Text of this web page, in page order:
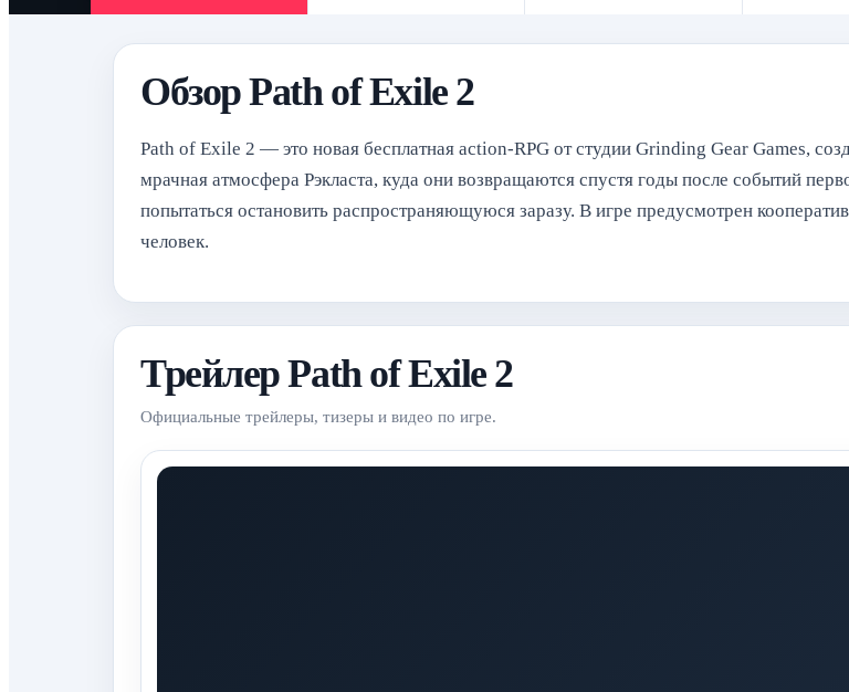
Обзор Path of Exile 2
Path of Exile 2 — это новая бесплатная action-RPG от студии Grinding Gear Games,
мрачная атмосфера Рэкласта, куда они возвращаются спустя годы после событий
попытаться остановить распространяющуюся заразу. В игре предусмотрен
человек.
Трейлер Path of Exile 2
Официальные трейлеры, тизеры и видео по игре.